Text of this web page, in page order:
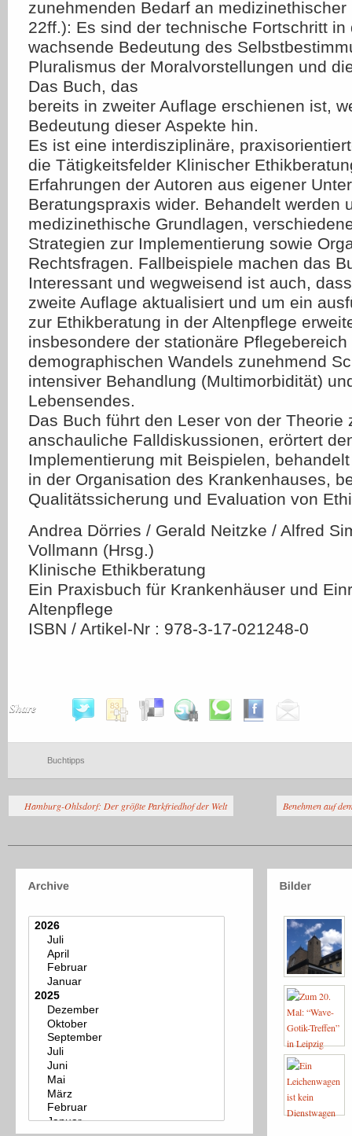
zunehmenden Bedarf an
22ff.): Es sind der technische Fortschritt
wachsende Bedeutung des
Pluralismus der Moralvorstellungen und
Das Buch, das
bereits in zweiter Auflage erschienen ist,
Bedeutung dieser Aspekte hin.
Es ist eine interdisziplinäre,
die Tätigkeitsfelder Klinischer
Erfahrungen der Autoren aus eigener
Beratungspraxis wider. Behandelt werden
medizinethische Grundlagen,
Strategien zur Implementierung sowie
Rechtsfragen. Fallbeispiele machen das
Interessant und wegweisend ist auch,
zweite Auflage aktualisiert und um ein
zur Ethikberatung in der Altenpflege
insbesondere der stationäre
demographischen Wandels zunehmend
intensiver Behandlung (Multimorbidität)
Lebensendes.
Das Buch führt den Leser von der Theorie
anschauliche Falldiskussionen, erörtert
Implementierung mit Beispielen,
in der Organisation des Krankenhauses,
Qualitätssicherung und Evaluation von
Andrea Dörries / Gerald Neitzke / Alfred
Vollmann (Hrsg.)
Klinische Ethikberatung
Ein Praxisbuch für Krankenhäuser und
Altenpflege
ISBN / Artikel-Nr : 978-3-17-021248-0
Share
Buchtipps
Hamburg-Ohlsdorf: Der größte Parkfriedhof der Welt Benehmen auf